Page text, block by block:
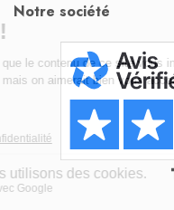
Notre société